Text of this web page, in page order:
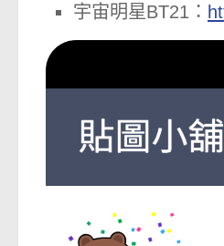
宇宙明星BT21：